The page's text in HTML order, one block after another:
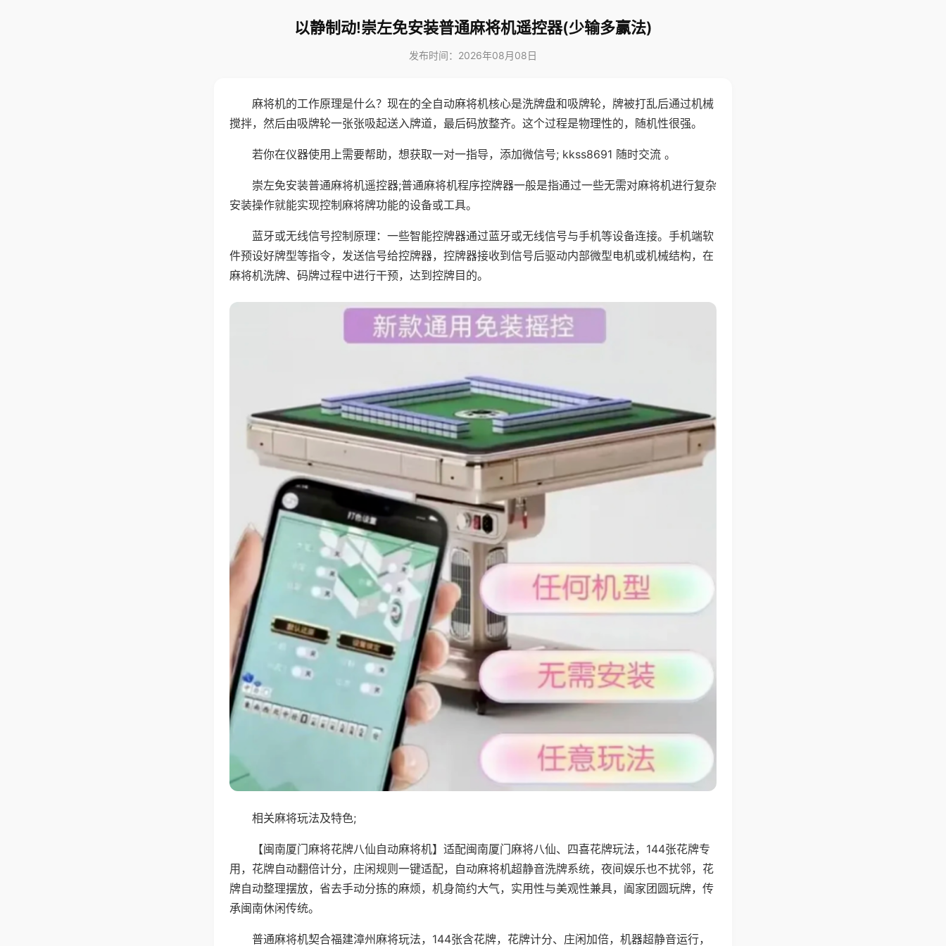
以静制动!崇左免安装普通麻将机遥控器(少输多赢法)
发布时间：2026年08月08日
麻将机的工作原理是什么？现在的全自动麻将机核心是洗牌盘和吸牌轮，牌被打乱后通过机械
搅拌，然后由吸牌轮一张张吸起送入牌道，最后码放整齐。这个过程是物理性的，随机性很强。
若你在仪器使用上需要帮助，想获取一对一指导，添加微信号; kkss8691 随时交流 。
崇左免安装普通麻将机遥控器;普通麻将机程序控牌器一般是指通过一些无需对麻将机进行复杂
安装操作就能实现控制麻将牌功能的设备或工具。
蓝牙或无线信号控制原理：一些智能控牌器通过蓝牙或无线信号与手机等设备连接。手机端软
件预设好牌型等指令，发送信号给控牌器，控牌器接收到信号后驱动内部微型电机或机械结构，在
麻将机洗牌、码牌过程中进行干预，达到控牌目的。
相关麻将玩法及特色;
【闽南厦门麻将花牌八仙自动麻将机】适配闽南厦门麻将八仙、四喜花牌玩法，144张花牌专
用，花牌自动翻倍计分，庄闲规则一键适配，自动麻将机超静音洗牌系统，夜间娱乐也不扰邻，花
牌自动整理摆放，省去手动分拣的麻烦，机身简约大气，实用性与美观性兼具，阖家团圆玩牌，传
承闽南休闲传统。
普通麻将机契合福建漳州麻将玩法，144张含花牌，花牌计分、庄闲加倍，机器超静音运行，